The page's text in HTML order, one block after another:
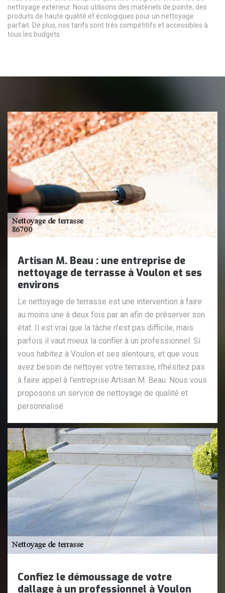
nettoyage extérieur. Nous utilisons des matériels de pointe, des
produits de haute qualité et écologiques pour un nettoyage
parfait. De plus, nos tarifs sont très compétitifs et accessibles à
tous les budgets.
Artisan M. Beau : une entreprise de
nettoyage de terrasse à Voulon et ses
environs
Le nettoyage de terrasse est une intervention à faire
au moins une à deux fois par an afin de préserver son
état. Il est vrai que la tâche n'est pas difficile, mais
parfois il vaut mieux la confier à un professionnel. Si
vous habitez à Voulon et ses alentours, et que vous
avez besoin de nettoyer votre terrasse, n'hésitez pas
à faire appel à l'entreprise Artisan M. Beau. Nous vous
proposons un service de nettoyage de qualité et
personnalisé.
Confiez le démoussage de votre
dallage à un professionnel à Voulon